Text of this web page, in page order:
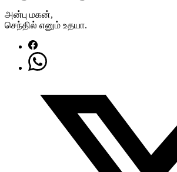
அன்பு மகன்,
செந்தில் எனும் உதயா.